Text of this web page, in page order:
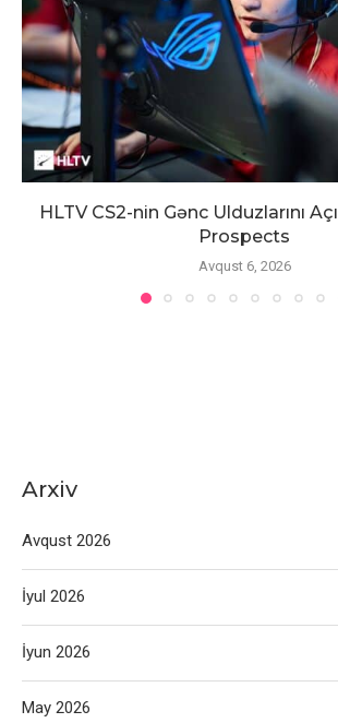
HLTV CS2-nin Gənc Ulduzlarını
Prospects
Avqust 6, 2026
Arxiv
Avqust 2026
İyul 2026
İyun 2026
May 2026